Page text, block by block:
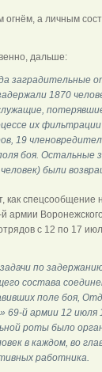
а личным
дальше:
заградительные
1870
их
19
боя. Остальные
были
как спецсообщение
армии
с 12 по 17
по
состава
поле боя,
69-й армии 12 июля
роты было
в каждом, во
работника.